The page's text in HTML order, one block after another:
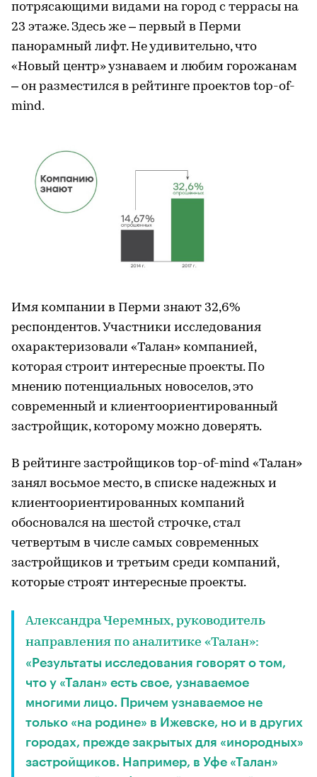
потрясающими видами на город с террасы на
23 этаже. Здесь же – первый в Перми
панорамный лифт. Не удивительно, что
«Новый центр» узнаваем и любим горожанам
– он разместился в рейтинге проектов top-of-
mind.
Имя компании в Перми знают 32,6%
респондентов. Участники исследования
охарактеризовали «Талан» компанией,
которая строит интересные проекты. По
мнению потенциальных новоселов, это
современный и клиентоориентированный
застройщик, которому можно доверять.
В рейтинге застройщиков top-of-mind «Талан»
занял восьмое место, в списке надежных и
клиентоориентированных компаний
обосновался на шестой строчке, стал
четвертым в числе самых современных
застройщиков и третьим среди компаний,
которые строят интересные проекты.
Александра Черемных, руководитель
направления по аналитике «Талан»:
«Результаты исследования говорят о том,
что у «Талан» есть свое, узнаваемое
многими лицо. Причем узнаваемое не
только «на родине» в Ижевске, но и в других
городах, прежде закрытых для «инородных»
застройщиков. Например, в Уфе «Талан»